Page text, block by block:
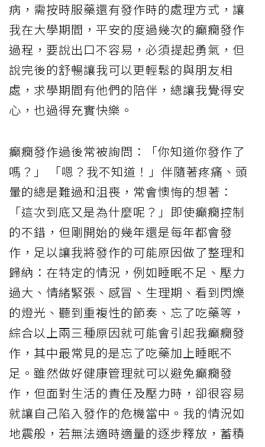
病，需按時服藥還有發作時的處理方式，讓
我在大學期間，平安的度過幾次的癲癇發作
過程，要說出口不容易，必須提起勇氣，但
說完後的舒暢讓我可以更輕鬆的與朋友相
處，求學期間有他們的陪伴，總讓我覺得安
心，也過得充實快樂。
癲癇發作過後常被詢問：「你知道你發作了
嗎？」 「嗯？我不知道！」伴隨著疼痛、頭
暈的總是難過和沮喪，常會懊悔的想著：
「這次到底又是為什麼呢？」即使癲癇控制
的不錯，但剛開始的幾年還是每年都會發
作，足以讓我將發作的可能原因做了整理和
歸納：在特定的情況，例如睡眠不足、壓力
過大、情緒緊張、感冒、生理期、看到閃爍
的燈光、聽到重複性的節奏、忘了吃藥等，
綜合以上兩三種原因就可能會引起我癲癇發
作，其中最常見的是忘了吃藥加上睡眠不
足。雖然做好健康管理就可以避免癲癇發
作，但面對生活的責任及壓力時，卻很容易
就讓自己陷入發作的危機當中。我的情況如
地震般，若無法適時適量的逐步釋放，蓄積